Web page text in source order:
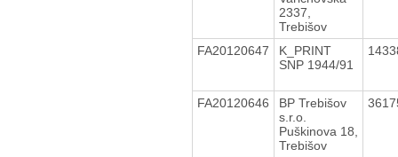
2337,
Trebišov
FA20120647
K_PRINT
SNP 1944/91
FA20120646
BP Trebišov
s.r.o.
Puškinova 18,
Trebišov